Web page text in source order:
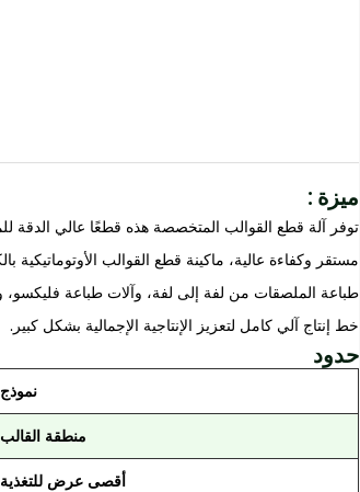
ميزة :
توفر آلة قطع القوالب المتخصصة هذه قطعًا عالي الدقة
مستقر وكفاءة عالية، ماكينة قطع القوالب
طباعة الملصقات من لفة إلى لفة، وآلات طباعة
خط إنتاج آلي كامل لتعزيز الإنتاجية الإجمالية بشكل كبير.
حدود
نموذج
منطقة القالب
أقصى عرض للتغذية